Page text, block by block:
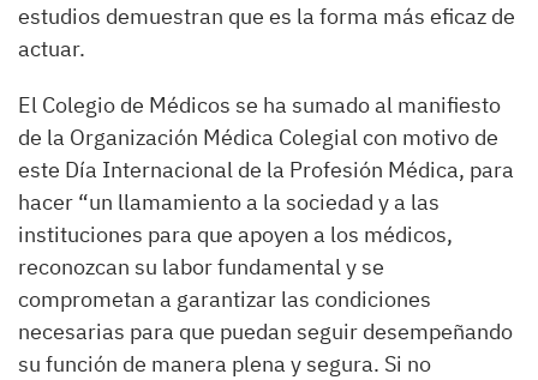
estudios demuestran que es la forma más eficaz de
actuar.
El Colegio de Médicos se ha sumado al manifiesto
de la Organización Médica Colegial con motivo de
este Día Internacional de la Profesión Médica, para
hacer “un llamamiento a la sociedad y a las
instituciones para que apoyen a los médicos,
reconozcan su labor fundamental y se
comprometan a garantizar las condiciones
necesarias para que puedan seguir desempeñando
su función de manera plena y segura. Si no